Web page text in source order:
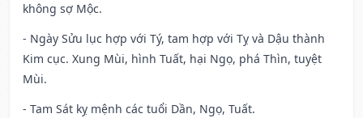
không sợ Mộc.
- Ngày Sửu lục hợp với Tý, tam hợp với Tỵ và Dậu thành
Kim cục. Xung Mùi, hình Tuất, hại Ngọ, phá Thìn, tuyệt
Mùi.
- Tam Sát kỵ mệnh các tuổi Dần, Ngọ, Tuất.